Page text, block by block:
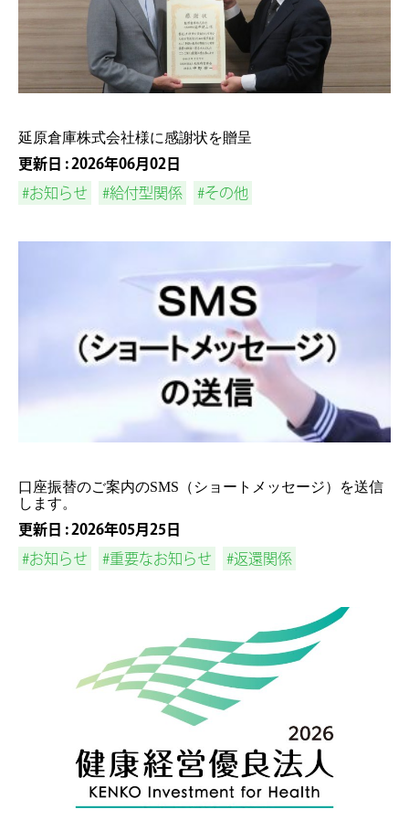
延原倉庫株式会社様に感謝状を贈呈
更新日 : 2026年06月02日
#お知らせ
#給付型関係 #その他
口座振替のご案内のSMS（ショートメッセージ）を送信
します。
更新日 : 2026年05月25日
#お知らせ
#重要なお知らせ #返還関係